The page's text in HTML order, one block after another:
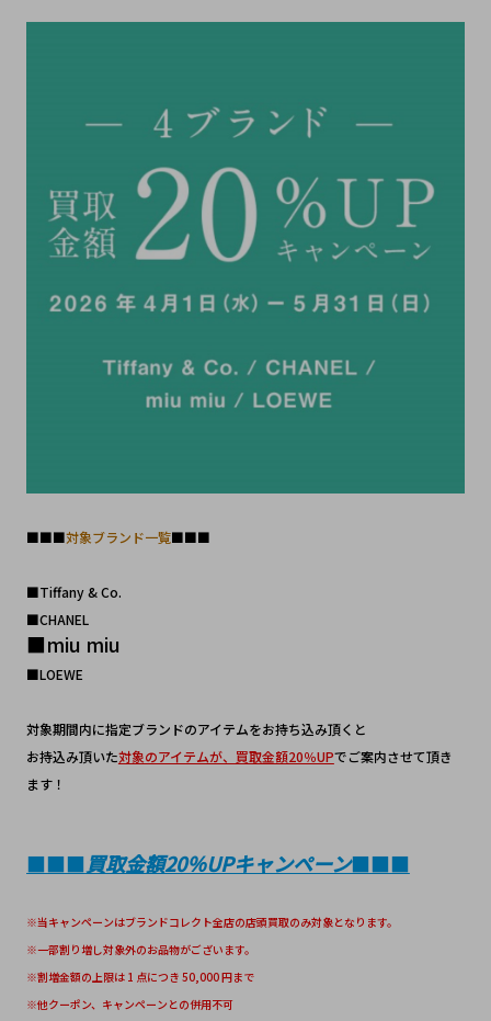
■■■対象ブランド一覧■■■
■Tiffany & Co.
■CHANEL
■miu miu
■LOEWE
対象期間内に指定ブランドのアイテムをお持ち込み頂くと
お持込み頂いた対象のアイテムが、買取金額20％UPでご案内させて頂き
ます！
■■■買取金額20％UPキャンペーン■■■
※当キャンペーンはブランドコレクト全店の店頭買取のみ対象となります。
※一部割り増し対象外のお品物がございます。
※割増金額の上限は 1 点につき 50,000 円まで
※他クーポン、キャンペーンとの併用不可